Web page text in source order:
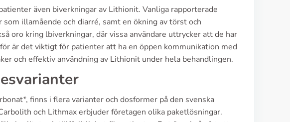
även biverkningar av Lithionit. Vanliga rapporterade
illamående och diarré, samt en ökning av törst och
oro kring lbiverkningar, där vissa användare uttrycker att de har
är det viktigt för patienter att ha en öppen kommunikation med
och effektiv användning av Lithionit under hela behandlingen.
finns i flera varianter och dosformer på den svenska
och Lithmax erbjuder företagen olika paketlösningar.